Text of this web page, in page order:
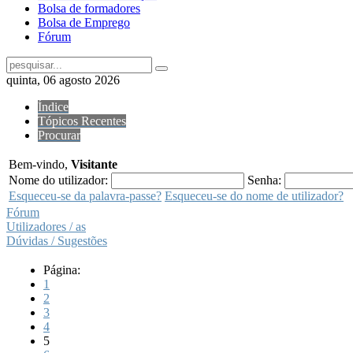
Bolsa de formadores
Bolsa de Emprego
Fórum
quinta, 06 agosto 2026
Índice
Tópicos Recentes
Procurar
Bem-vindo, Visitante
Nome do utilizador:
Senha:
Esqueceu-se da palavra-passe? Esqueceu-se do nome de utilizador?
Fórum
Utilizadores / as
Dúvidas / Sugestões
Página:
1
2
3
4
5